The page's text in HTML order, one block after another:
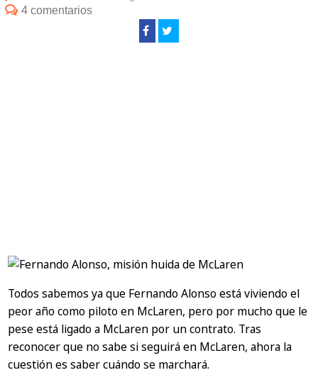
4 comentarios
Todos sabemos ya que Fernando Alonso está viviendo el
peor año como piloto en McLaren, pero por mucho que le
pese está ligado a McLaren por un contrato. Tras
reconocer que no sabe si seguirá en McLaren, ahora la
cuestión es saber cuándo se marchará.